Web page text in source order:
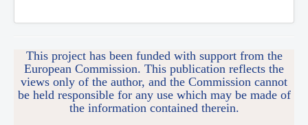
This project has been funded with support from the
European Commission. This publication reflects the
views only of the author, and the Commission cannot
be held responsible for any use which may be made of
the information contained therein.